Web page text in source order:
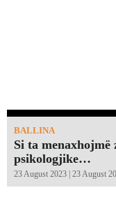
BALLINA
Si ta
psikologjike…
23 August 2023 | 23 August